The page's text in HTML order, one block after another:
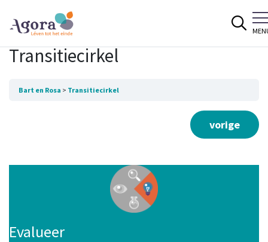
Transitiecirkel
Bart en Rosa Transitiecirkel
vorige
Evalueer